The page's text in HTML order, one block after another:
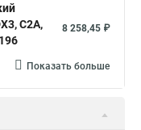
С2A,
8 258,45 ₽
Показать больше